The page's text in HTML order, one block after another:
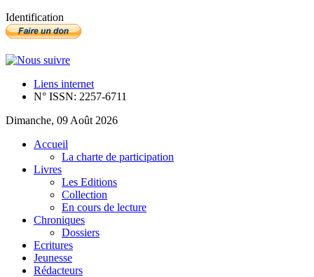
Identification
Liens internet
N° ISSN: 2257-6711
Dimanche, 09 Août 2026
Accueil
La charte de participation
Livres
Les Editions
Collection
En cours de lecture
Chroniques
Dossiers
Ecritures
Jeunesse
Rédacteurs